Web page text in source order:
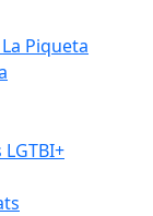
Piqueta